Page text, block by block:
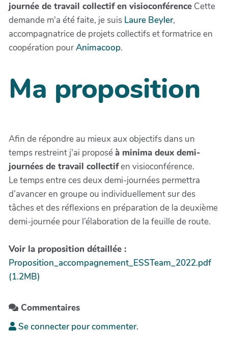
journée de travail collectif en visioconférence Cette
demande m'a été faite, je suis Laure Beyler,
accompagnatrice de projets collectifs et formatrice en
coopération pourAnimacoop.
Ma proposition
Afin de répondre au mieux aux objectifs dans un
temps restreint j'ai proposéà minima deux demi-
journées de travail collectifen visioconférence.
Le temps entre ces deux demi-journées permettra
d’avancer en groupe ou individuellement sur des
tâches et des réflexions en préparation de la deuxième
demi-journée pour l’élaboration de la feuille de route.
Voir la proposition détaillée :
Proposition_accompagnement_ESSTeam_2022.pdf
(1.2MB)
Commentaires
Se connecter pour commenter.